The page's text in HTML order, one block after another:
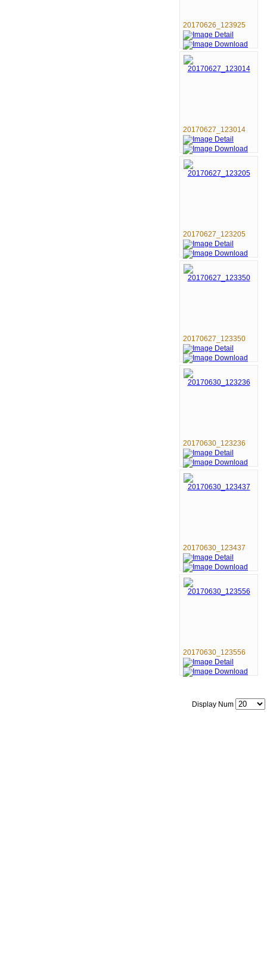
20170626_123925
20170627_123014
20170627_123205
20170627_123350
20170630_123236
20170630_123437
20170630_123556
Display Num